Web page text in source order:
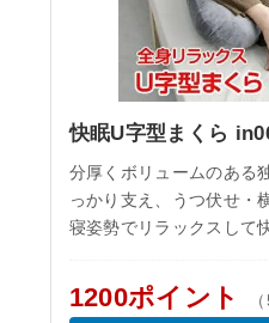
快眠U字型まくら
分厚くボリュームのある
っかり支え、うつ伏せ・
寝姿勢でリラックスして
1200ポイント